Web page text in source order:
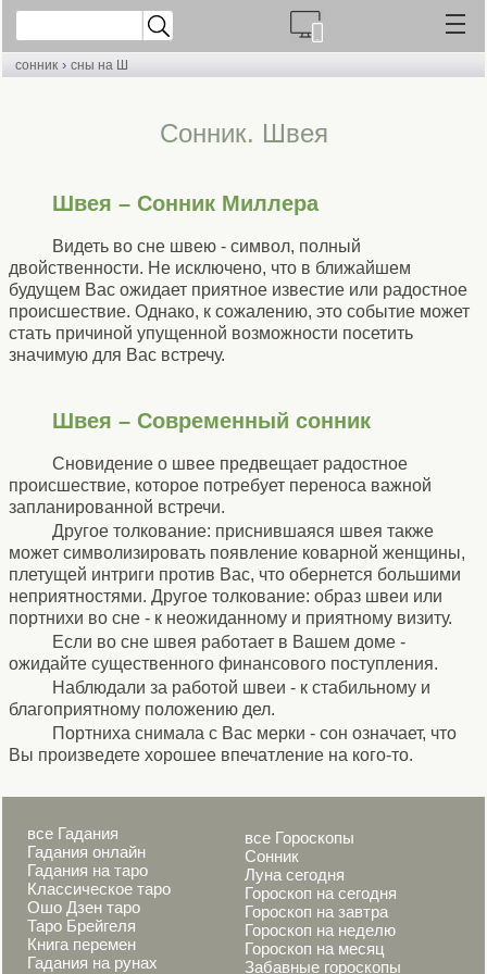
сонник › сны на Ш
Cонник. Швея
Швея – Сонник Миллера
Видеть во сне швею - символ, полный
двойственности. Не исключено, что в ближайшем
будущем Вас ожидает приятное известие или радостное
происшествие. Однако, к сожалению, это событие может
стать причиной упущенной возможности посетить
значимую для Вас встречу.
Швея – Современный сонник
Сновидение о швее предвещает радостное
происшествие, которое потребует переноса важной
запланированной встречи.
Другое толкование: приснившаяся швея также
может символизировать появление коварной женщины,
плетущей интриги против Вас, что обернется большими
неприятностями. Другое толкование: образ швеи или
портнихи во сне - к неожиданному и приятному визиту.
Если во сне швея работает в Вашем доме -
ожидайте существенного финансового поступления.
Наблюдали за работой швеи - к стабильному и
благоприятному положению дел.
Портниха снимала с Вас мерки - сон означает, что
Вы произведете хорошее впечатление на кого-то.
все Гадания
Гадания онлайн
Гадания на таро
Классическое таро
Ошо Дзен таро
Таро Брейгеля
Книга перемен
Гадания на рунах
все Гороскопы
Сонник
Луна сегодня
Гороскоп на сегодня
Гороскоп на завтра
Гороскоп на неделю
Гороскоп на месяц
Забавные гороскопы